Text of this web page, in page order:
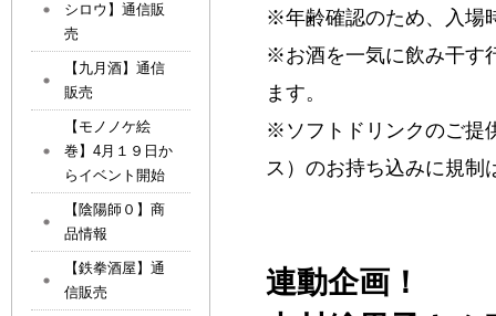
※年齢確認のため、入場
※お酒を一気に飲み干す
ます。
※ソフトドリンクのご提
ス）のお持ち込みに規制
連動企画！
シロウ】通信販
売
【九月酒】通信
販売
【モノノケ絵
巻】4月１９日か
らイベント開始
【陰陽師０】商
品情報
【鉄拳酒屋】通
信販売